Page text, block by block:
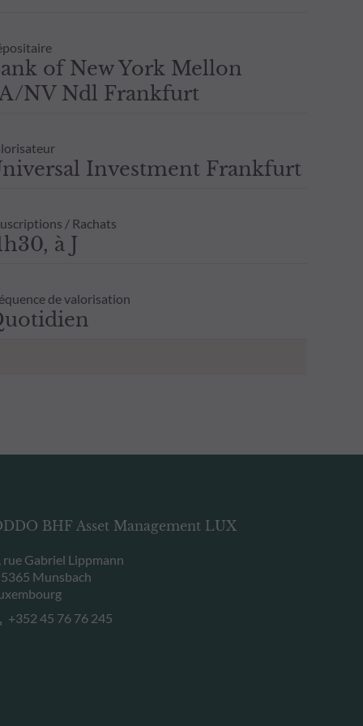
of New York Mellon
NV Ndl Frankfurt
Investment Frankfurt
/ Rachats
à J
de valorisation
BHF Asset Management LUX
rue Gabriel Lippmann
Munsbach
+352 45 76 76 245